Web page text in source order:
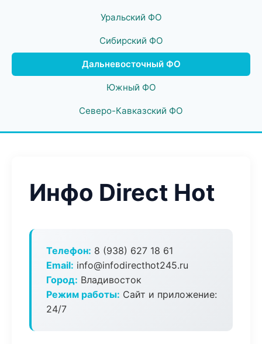
Уральский ФО
Сибирский ФО
Дальневосточный ФО
Южный ФО
Северо-Кавказский ФО
Инфо Direct Hot
Телефон: 8 (938) 627 18 61
Email: info@infodirecthot245.ru
Город: Владивосток
Режим работы: Сайт и приложение:
24/7